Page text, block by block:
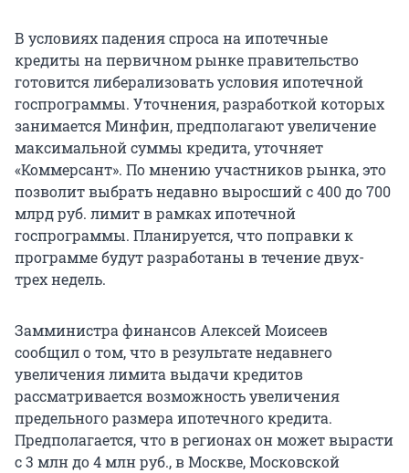
В условиях падения спроса на ипотечные
кредиты на первичном рынке правительство
готовится либерализовать условия ипотечной
госпрограммы. Уточнения, разработкой которых
занимается Минфин, предполагают увеличение
максимальной суммы кредита, уточняет
«Коммерсант». По мнению участников рынка, это
позволит выбрать недавно выросший с 400 до 700
млрд руб. лимит в рамках ипотечной
госпрограммы. Планируется, что поправки к
программе будут разработаны в течение двух-
трех недель.
Замминистра финансов Алексей Моисеев
сообщил о том, что в результате недавнего
увеличения лимита выдачи кредитов
рассматривается возможность увеличения
предельного размера ипотечного кредита.
Предполагается, что в регионах он может вырасти
с 3 млн до 4 млн руб., в Москве, Московской